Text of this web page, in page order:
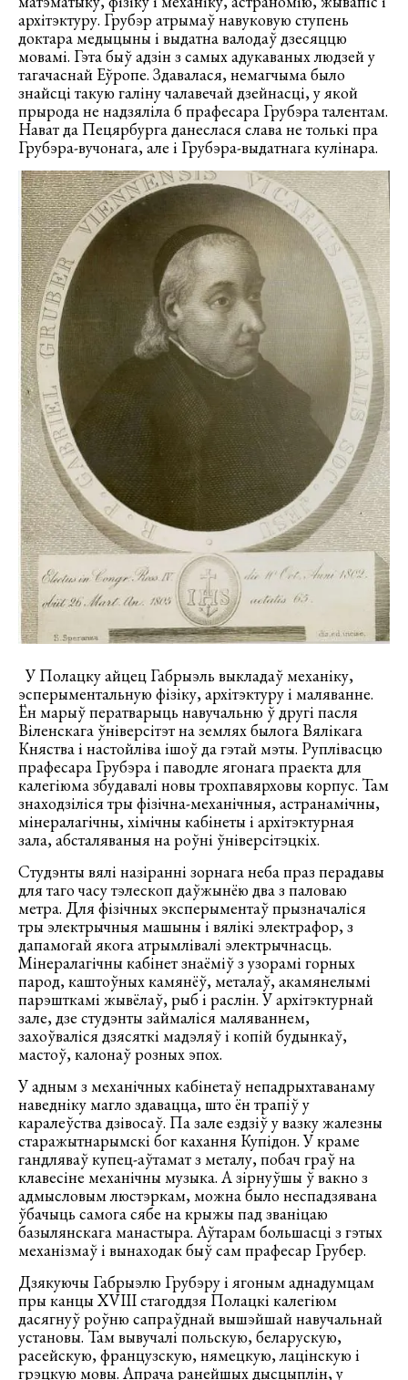
архітэктуру. Грубэр атрымаў навуковую ступень
доктара медыцыны і выдатна валодаў дзесяццю
мовамі. Гэта быў адзін з самых адукаваных людзей у
тагачаснай Еўропе. Здавалася, немагчыма было
знайсці такую галіну чалавечай дзейнасці, у якой
прырода не надзяліла б прафесара Грубэра талентам.
Нават да Пецярбурга данеслася слава не толькі пра
Грубэра-вучонага, але і Грубэра-выдатнага кулінара.
У Полацку айцец Габрыэль выкладаў механіку,
эсперыментальную фізіку, архітэктуру і маляванне.
Ён марыў ператварыць навучальню ў другі пасля
Віленскага ўніверсітэт на землях былога Вялікага
Княства і настойліва ішоў да гэтай мэты. Руплівасцю
прафесара Грубэра і паводле ягонага праекта для
калегіюма збудавалі новы трохпавярховы корпус. Там
знаходзіліся тры фізічна-механічныя, астранамічны,
мінералагічны, хімічны кабінеты і архітэктурная
зала, абсталяваныя на роўні ўніверсітэцкіх.
Студэнты вялі назіранні зорнага неба праз перадавы
для таго часу тэлескоп даўжынёю два з паловаю
метра. Для фізічных эксперыментаў прызначаліся
тры электрычныя машыны і вялікі электрафор, з
дапамогай якога атрымлівалі электрычнасць.
Мінералагічны кабінет знаёміў з узорамі горных
парод, каштоўных камянёў, металаў, акамянелымі
парэшткамі жывёлаў, рыб і раслін. У архітэктурнай
зале, дзе студэнты займаліся маляваннем,
захоўваліся дзясяткі мадэляў і копій будынкаў,
мастоў, калонаў розных эпох.
У адным з механічных кабінетаў непадрыхтаванаму
наведніку магло здавацца, што ён трапіў у
каралеўства дзівосаў. Па зале ездзіў у вазку жалезны
старажытнарымскі бог кахання Купідон. У краме
гандляваў купец-аўтамат з металу, побач граў на
клавесіне механічны музыка. А зірнуўшы ў вакно з
адмысловым люстэркам, можна было неспадзявана
ўбачыць самога сябе на крыжы пад званіцаю
базылянскага манастыра. Аўтарам большасці з гэтых
механізмаў і вынаходак быў сам прафесар Грубер.
Дзякуючы Габрыэлю Грубэру і ягоным аднадумцам
пры канцы ХVІІІ стагоддзя Полацкі калегіюм
дасягнуў роўню сапраўднай вышэйшай навучальнай
установы. Там вывучалі польскую, беларускую,
расейскую, французскую, нямецкую, лацінскую і
грэцкую мовы. Апрача ранейшых дысцыплін, у